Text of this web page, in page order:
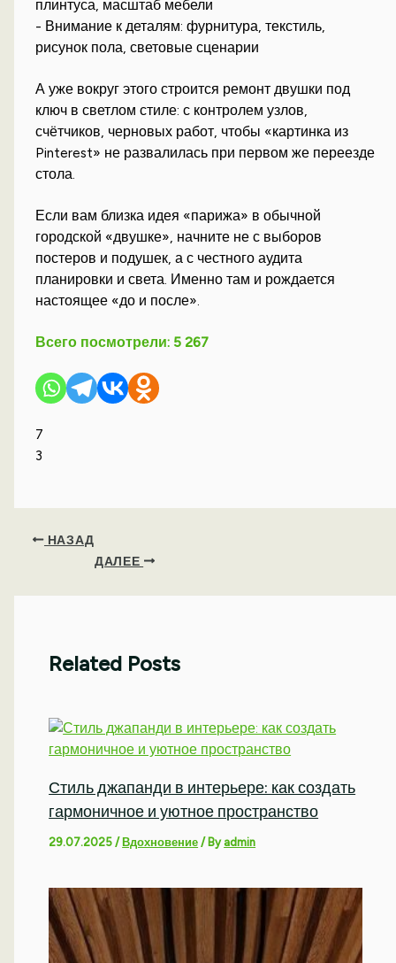
плинтуса, масштаб мебели
- Внимание к деталям: фурнитура, текстиль,
рисунок пола, световые сценарии
А уже вокруг этого строится ремонт двушки под
ключ в светлом стиле: с контролем узлов,
счётчиков, черновых работ, чтобы «картинка из
Pinterest» не развалилась при первом же переезде
стола.
Если вам близка идея «парижа» в обычной
городской «двушке», начните не с выборов
постеров и подушек, а с честного аудита
планировки и света. Именно там и рождается
настоящее «до и после».
Всего посмотрели: 5 267
7
3
НАЗАД
ДАЛЕЕ
Related Posts
Стиль джапанди в интерьере: как создать
гармоничное и уютное пространство
29.07.2025/ Вдохновение / Byadmin